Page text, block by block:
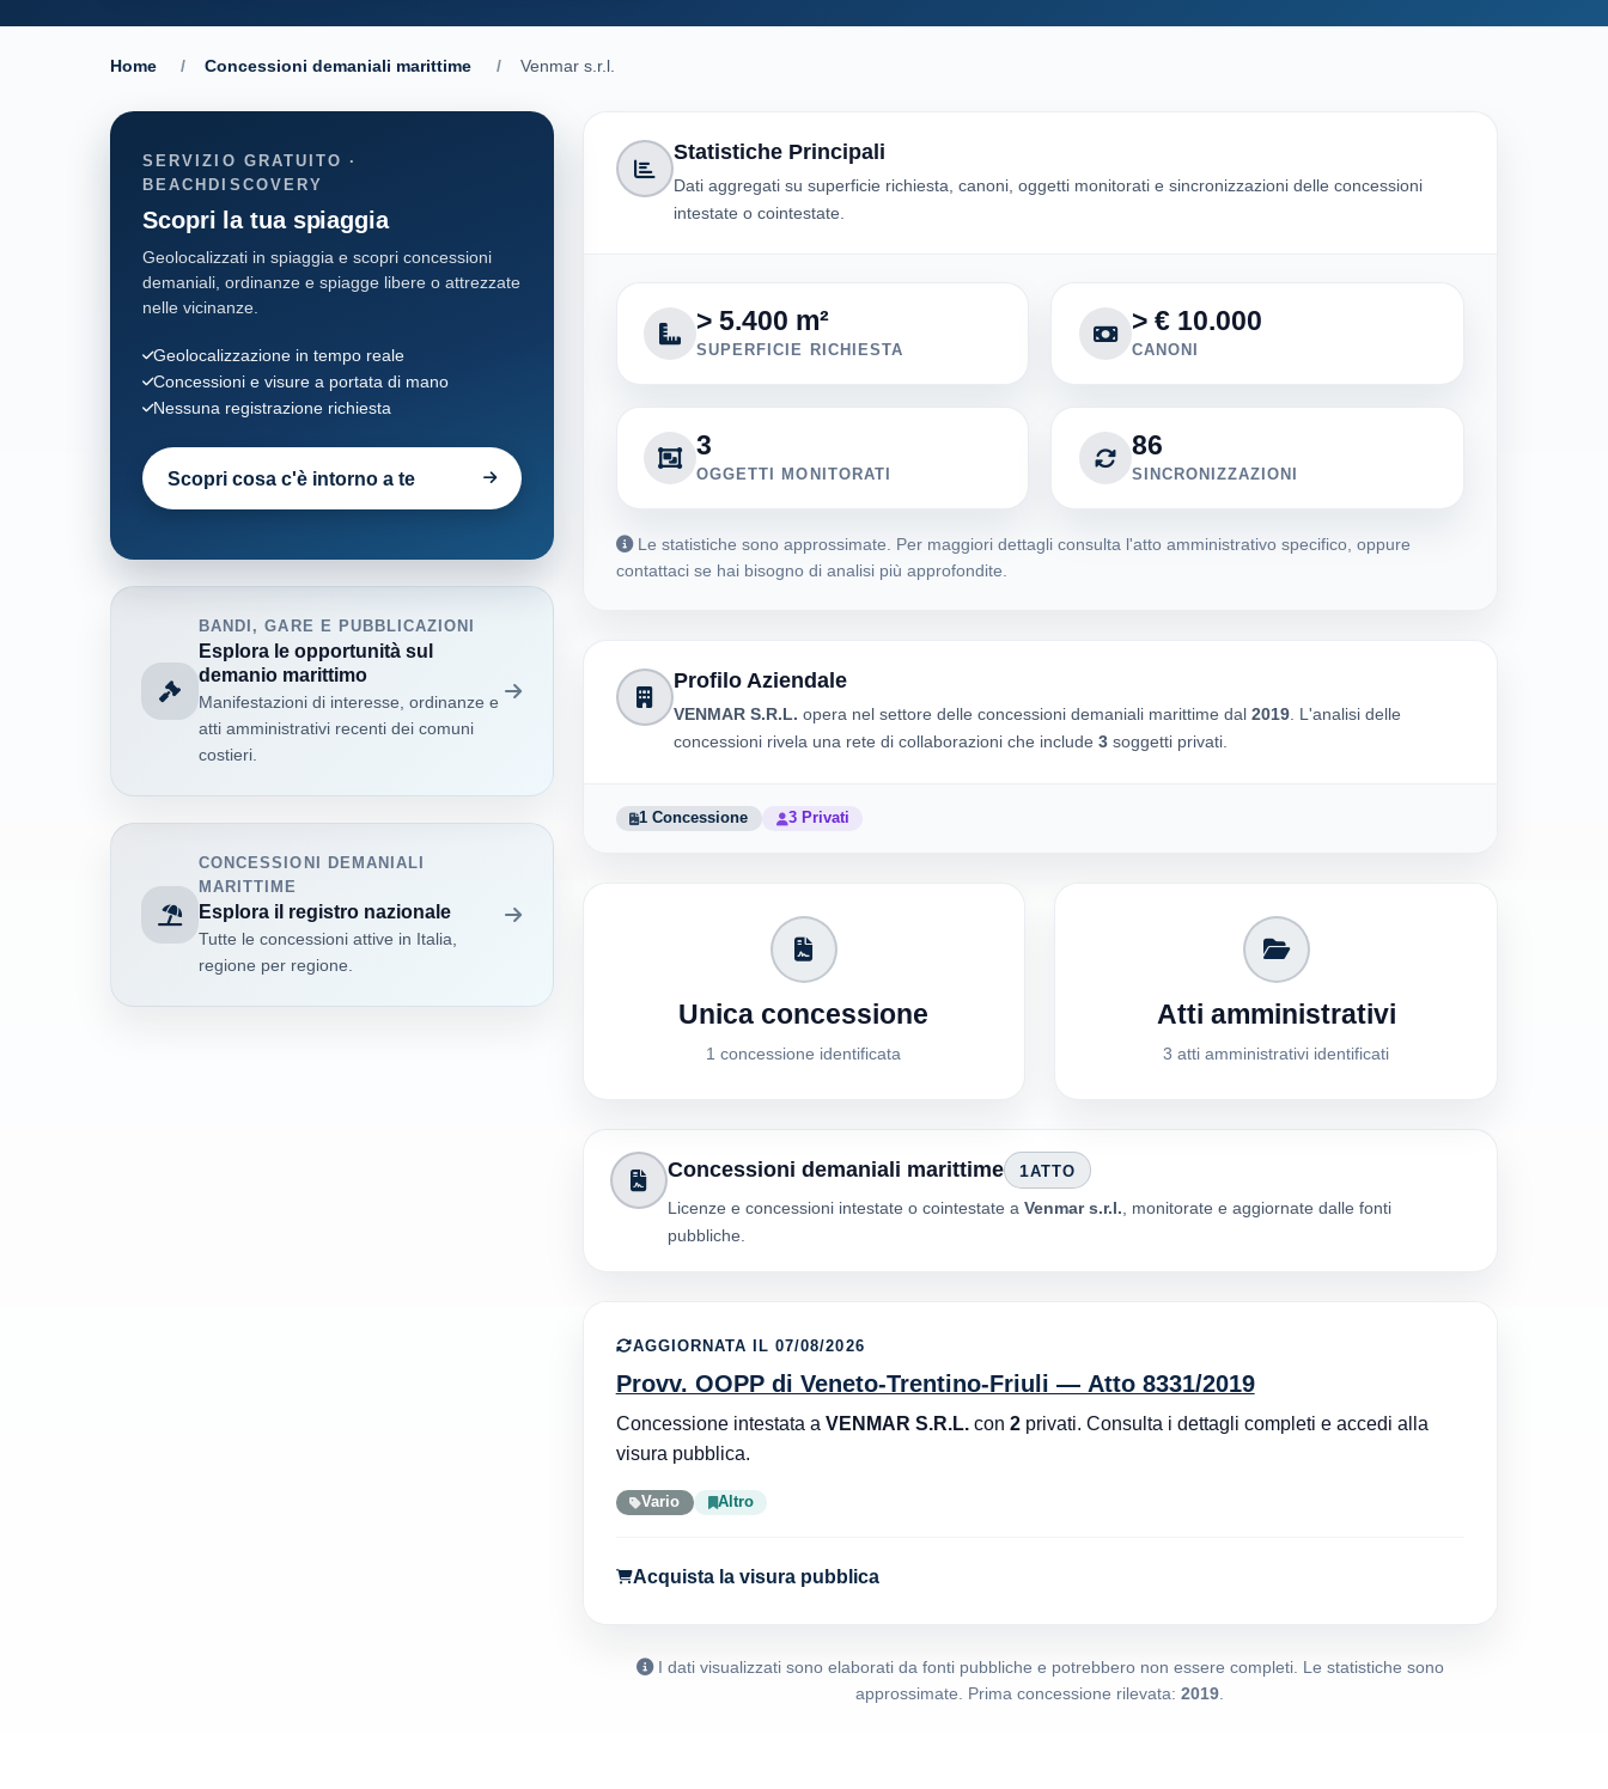
Home / Concessioni demaniali marittime / Venmar s.r.l.
Statistiche Principali
Dati aggregati su superficie richiesta, canoni, oggetti monitorati e sincronizzazioni delle concessioni
intestate o cointestate.
> 5.400 m²
SUPERFICIE RICHIESTA
> € 10.000
CANONI
3
OGGETTI MONITORATI
86
SINCRONIZZAZIONI
Le statistiche sono approssimate. Per maggiori dettagli consulta l'atto amministrativo specifico, oppure
contattaci se hai bisogno di analisi più approfondite.
Profilo Aziendale
VENMAR S.R.L. opera nel settore delle concessioni demaniali marittime dal 2019. L'analisi delle
concessioni rivela una rete di collaborazioni che include 3soggetti privati.
1 Concessione 3 Privati
Unica concessione
1 concessione identificata
Atti amministrativi
3 atti amministrativi identificati
Concessioni demaniali marittime 1ATTO
Licenze e concessioni intestate o cointestate aVenmar s.r.l. , monitorate e aggiornate dalle fonti
pubbliche.
AGGIORNATA IL 07/08/2026
Provv. OOPP di Veneto-Trentino-Friuli — Atto 8331/2019
Concessione intestata a VENMAR S.R.L.con 2privati. Consulta i dettagli completi e accedi alla
visura pubblica.
Vario Altro
Acquista la visura pubblica
I dati visualizzati sono elaborati da fonti pubbliche e potrebbero non essere completi. Le statistiche sono
approssimate. Prima concessione rilevata:2019.
SERVIZIO GRATUITO ·
BEACHDISCOVERY
Scopri la tua spiaggia
Geolocalizzati in spiaggia e scopri concessioni
demaniali, ordinanze e spiagge libere o attrezzate
nelle vicinanze.
Geolocalizzazione in tempo reale
Concessioni e visure a portata di mano
Nessuna registrazione richiesta
Scopri cosa c'è intorno a te
BANDI, GARE E PUBBLICAZIONI
Esplora le opportunità sul
demanio marittimo
Manifestazioni di interesse, ordinanze e
atti amministrativi recenti dei comuni
costieri.
CONCESSIONI DEMANIALI
MARITTIME
Esplora il registro nazionale
Tutte le concessioni attive in Italia,
regione per regione.